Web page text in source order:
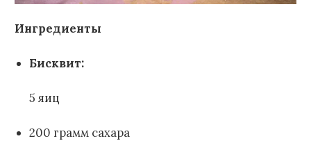
Ингредиенты
Бисквит:
5 яиц
200 грамм сахара